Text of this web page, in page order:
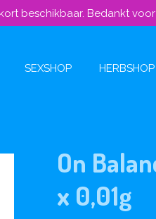
beschikbaar. Bedankt
SEXSHOP HERBSHOP
On
x 0,01g